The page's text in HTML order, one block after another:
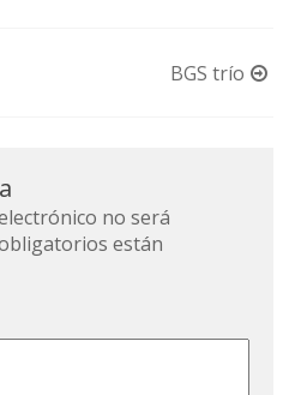
BGS trío
no será
están